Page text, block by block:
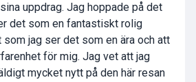
uppdrag. Jag hoppade på det
det som en fantastiskt rolig
jag ser det som en ära och att
för mig. Jag vet att jag
mycket nytt på den här resan